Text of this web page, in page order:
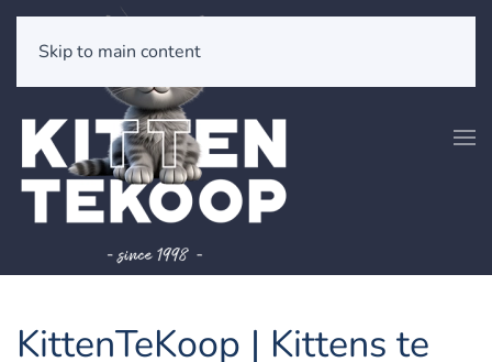
Skip to main content
KittenTeKoop | Kittens te